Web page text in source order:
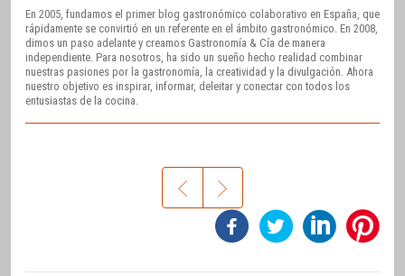
En 2005, fundamos el primer blog gastronómico colaborativo en España, que
rápidamente se convirtió en un referente en el ámbito gastronómico. En 2008,
dimos un paso adelante y creamos Gastronomía & Cía de manera
independiente. Para nosotros, ha sido un sueño hecho realidad combinar
nuestras pasiones por la gastronomía, la creatividad y la divulgación. Ahora
nuestro objetivo es inspirar, informar, deleitar y conectar con todos los
entusiastas de la cocina.